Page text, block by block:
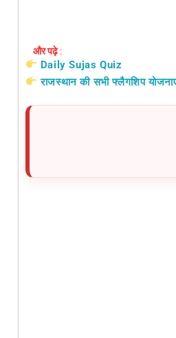
और पढ़े:
Daily Sujas Quiz
राजस्थान की सभी फ्लैगशिप